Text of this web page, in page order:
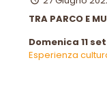
TRA PARCO E
Domenica 11
Esperienza